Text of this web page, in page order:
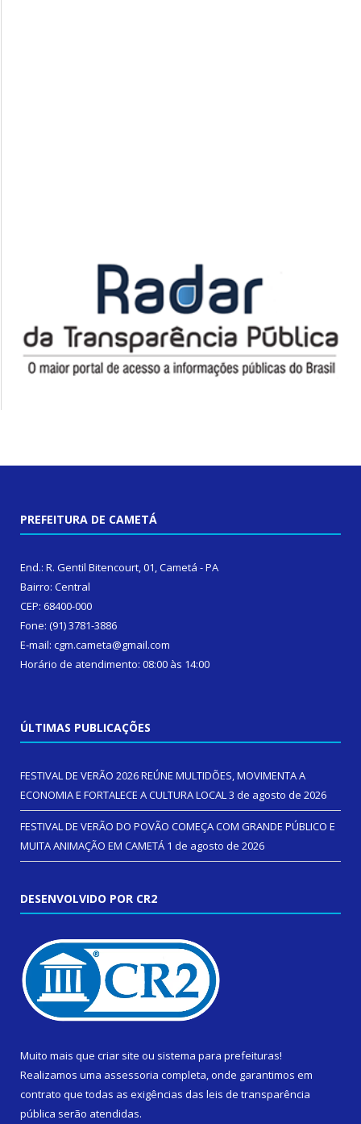
PREFEITURA DE CAMETÁ
End.: R. Gentil Bitencourt, 01, Cametá - PA
Bairro: Central
CEP: 68400-000
Fone: (91) 3781-3886
E-mail: cgm.cameta@gmail.com
Horário de atendimento: 08:00 às 14:00
ÚLTIMAS PUBLICAÇÕES
FESTIVAL DE VERÃO 2026 REÚNE MULTIDÕES, MOVIMENTA A
ECONOMIA E FORTALECE A CULTURA LOCAL3 de agosto de 2026
FESTIVAL DE VERÃO DO POVÃO COMEÇA COM GRANDE PÚBLICO E
MUITA ANIMAÇÃO EM CAMETÁ 1 de agosto de 2026
DESENVOLVIDO POR CR2
Muito mais que criar site ou sistema para prefeituras!
Realizamos uma assessoria completa, onde garantimos em
contrato que todas as exigências das leis de transparência
pública serão atendidas.